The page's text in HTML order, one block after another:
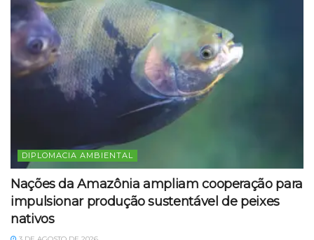
DIPLOMACIA AMBIENTAL
Nações da Amazônia ampliam cooperação para
impulsionar produção sustentável de peixes
nativos